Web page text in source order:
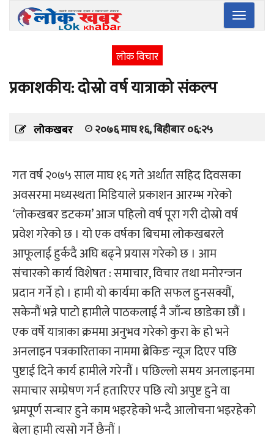
Toggle
लोक विचार
प्रकाशकीय: दोस्रो वर्ष यात्राको संकल्प
लोकखबर २०७६ माघ १६, बिहीबार ०६:२५
गत वर्ष २०७५ साल माघ १६ गते अर्थात सहिद दिवसका
अवसरमा मध्यस्थता मिडियाले प्रकाशन आरम्भ गरेको
‘लोकखबर डटकम’ आज पहिलो वर्ष पूरा गरी दोस्रो वर्ष
प्रवेश गरेको छ । यो एक वर्षका बिचमा लोकखबरले
आफूलाई हुर्कदै अघि बढ्ने प्रयास गरेको छ । आम
संचारको कार्य विशेषत : समाचार, विचार तथा मनोरन्जन
प्रदान गर्ने हो । हामी यो कार्यमा कति सफल हुनसक्यौं,
सकेनौं भन्ने पाटो हामीले पाठकलाई नै जाँन्च छाडेका छौं ।
एक वर्षे यात्राका क्रममा अनुभव गरेको कुरा के हो भने
अनलाइन पत्रकारिताका नाममा ब्रेकिङ न्यूज दिएर पछि
पुष्टाई दिने कार्य हामीले गरेनौं । पछिल्लो समय अनलाइनमा
समाचार सम्प्रेषण गर्न हतारिएर पछि त्यो अपुष्ट हुने वा
भ्रमपूर्ण सन्चार हुने काम भइरहेको भन्दै आलोचना भइरहेको
बेला हामी त्यसो गर्ने छैनौं ।